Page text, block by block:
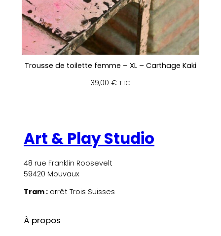
Trousse de toilette femme – XL – Carthage Kaki
39,00 € TTC
Art & Play Studio
48 rue Franklin Roosevelt
59420 Mouvaux
Tram : arrêt Trois Suisses
À propos